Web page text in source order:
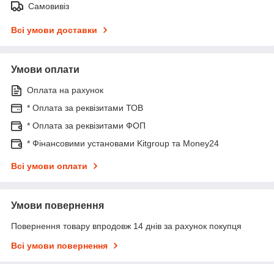
Самовивіз
Всі умови доставки
Умови оплати
Оплата на рахунок
* Оплата за реквізитами ТОВ
* Оплата за реквізитами ФОП
* Фінансовими установами Kitgroup та Money24
Всі умови оплати
Умови повернення
Повернення товару впродовж 14 днів за рахунок покупця
Всі умови повернення